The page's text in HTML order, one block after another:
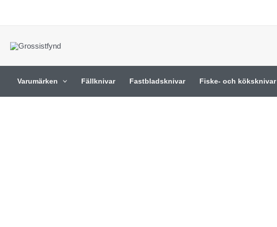
Varumärken Fällknivar Fastbladsknivar Fiske- och köksknivar